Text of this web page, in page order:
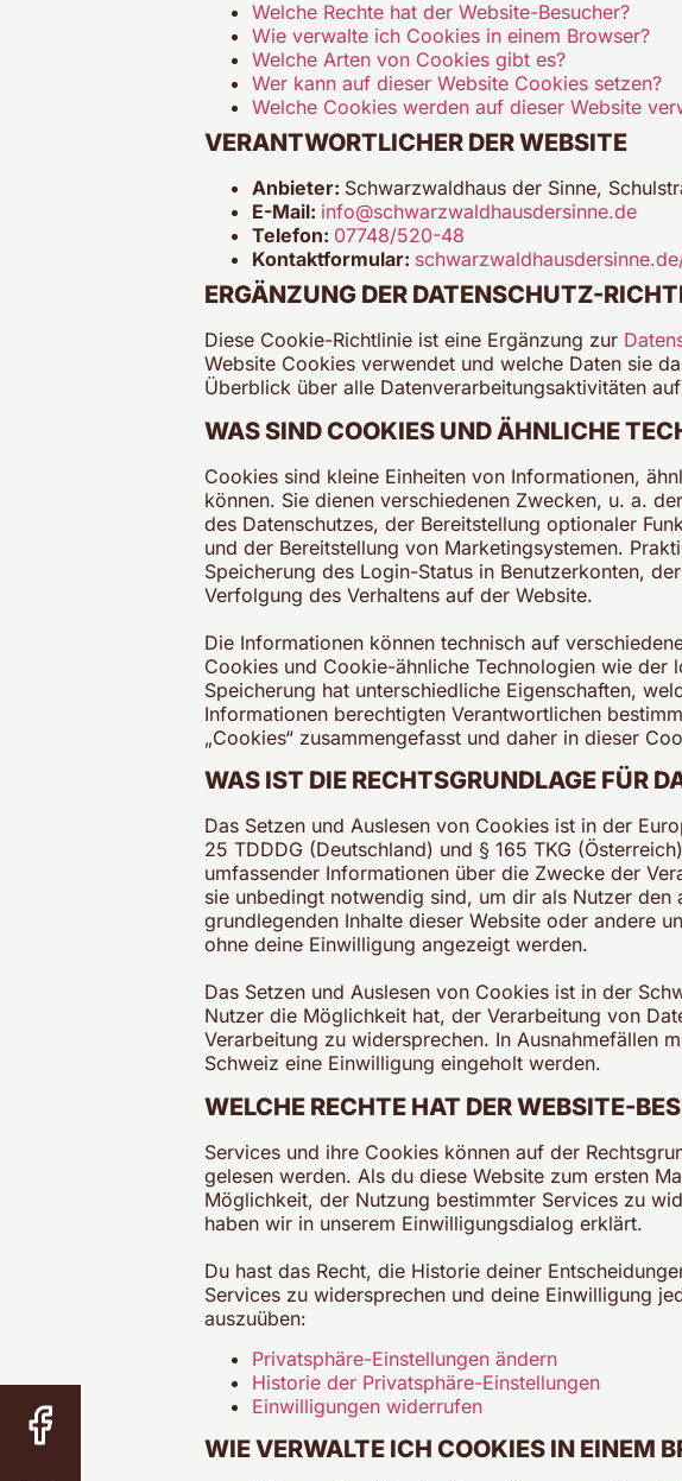
Welche Rechte hat der Website-Besucher?
Wie verwalte ich Cookies in einem Browser?
Welche Arten von Cookies gibt es?
Wer kann auf dieser Website Cookies setzen?
Welche Cookies werden auf dieser Website
VERANTWORTLICHER DER WEBSITE
Anbieter: Schwarzwaldhaus der Sinne,
E-Mail: info@schwarzwaldhausdersinne.de
Telefon: 07748/520-48
Kontaktformular:
ERGÄNZUNG DER DATENSCHUTZ-
Diese Cookie-Richtlinie ist eine Ergänzung zur
Website Cookies verwendet und welche Daten sie
Überblick über alle Datenverarbeitungsaktivitäten
WAS SIND COOKIES UND ÄHNLICHE
Cookies sind kleine Einheiten von Informationen,
können. Sie dienen verschiedenen Zwecken, u. a.
des Datenschutzes, der Bereitstellung optionaler
und der Bereitstellung von Marketingsystemen.
Speicherung des Login-Status in Benutzerkonten,
Verfolgung des Verhaltens auf der Website.
Die Informationen können technisch auf
Cookies und Cookie-ähnliche Technologien wie der
Speicherung hat unterschiedliche Eigenschaften,
Informationen berechtigten Verantwortlichen
„Cookies“ zusammengefasst und daher in dieser
WAS IST DIE RECHTSGRUNDLAGE FÜR
Das Setzen und Auslesen von Cookies ist in der
25 TDDDG (Deutschland) und § 165 TKG
umfassender Informationen über die Zwecke der
sie unbedingt notwendig sind, um dir als Nutzer
grundlegenden Inhalte dieser Website oder andere
ohne deine Einwilligung angezeigt werden.
Das Setzen und Auslesen von Cookies ist in der
Nutzer die Möglichkeit hat, der Verarbeitung von
Verarbeitung zu widersprechen. In Ausnahmefällen
Schweiz eine Einwilligung eingeholt werden.
WELCHE RECHTE HAT DER WEBSITE-
Services und ihre Cookies können auf der
gelesen werden. Als du diese Website zum ersten
Möglichkeit, der Nutzung bestimmter Services zu
haben wir in unserem Einwilligungsdialog erklärt.
Du hast das Recht, die Historie deiner
Services zu widersprechen und deine Einwilligung
auszuüben:
Privatsphäre-Einstellungen ändern
Historie der Privatsphäre-Einstellungen
Einwilligungen widerrufen
WIE VERWALTE ICH COOKIES IN EINEM